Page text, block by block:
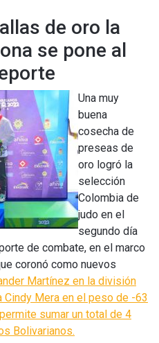
de oro la
se pone al
Una muy
buena
cosecha de
preseas de
oro logró la
selección
Colombia de
judo en el
segundo día
de combate, en el marco
coronó como nuevos
Martínez en la división
Cindy Mera en el peso de -63
sumar un total de 4
Bolivarianos.